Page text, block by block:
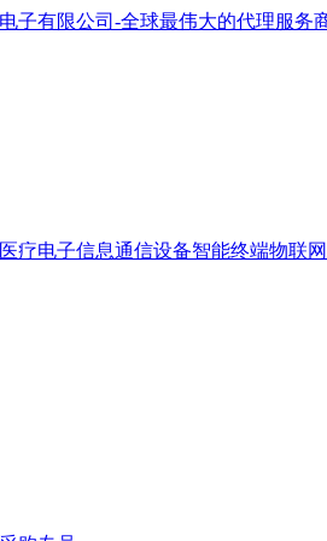
医疗电子信息通信设备智能终端物联网